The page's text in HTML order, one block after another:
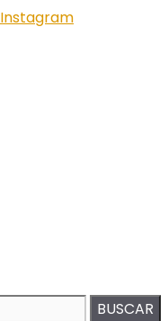
Instagram
BUSCAR